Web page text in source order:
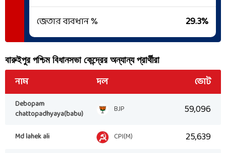
জেতার ব্যবধান %
29.3%
বারুইপুর পশ্চিমবিধানসভা কেন্দ্রের অন্যান্য প্রার্থীরা
নাম দল ভোট
Debopam
chattopadhyaya(babu)
BJP 59,096
Md lahek ali CPI(M) 25,639